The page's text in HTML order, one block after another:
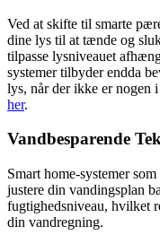
Ved at skifte til smarte
dine lys til at tænde og
tilpasse lysniveauet
systemer tilbyder endda
lys, når der ikke er nogen
her.
Vandbesparende
Smart home-systemer
justere din vandingsplan
fugtighedsniveau, hvilket
din vandregning.